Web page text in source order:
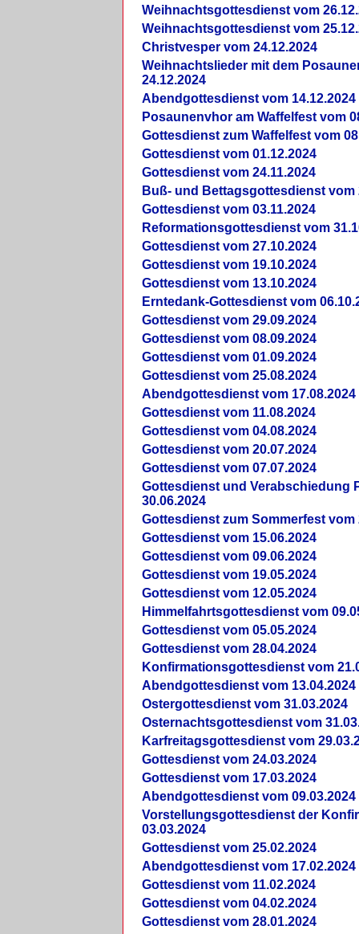
Weihnachtsgottesdienst vom
Weihnachtsgottesdienst vom
Christvesper vom 24.12.2024
Weihnachtslieder mit dem
24.12.2024
Abendgottesdienst vom 14.12.2024
Posaunenvhor am Waffelfest vom
Gottesdienst zum Waffelfest vom
Gottesdienst vom 01.12.2024
Gottesdienst vom 24.11.2024
Buß- und Bettagsgottesdienst vom
Gottesdienst vom 03.11.2024
Reformationsgottesdienst vom
Gottesdienst vom 27.10.2024
Gottesdienst vom 19.10.2024
Gottesdienst vom 13.10.2024
Erntedank-Gottesdienst vom
Gottesdienst vom 29.09.2024
Gottesdienst vom 08.09.2024
Gottesdienst vom 01.09.2024
Gottesdienst vom 25.08.2024
Abendgottesdienst vom 17.08.2024
Gottesdienst vom 11.08.2024
Gottesdienst vom 04.08.2024
Gottesdienst vom 20.07.2024
Gottesdienst vom 07.07.2024
Gottesdienst und Verabschiedung
30.06.2024
Gottesdienst zum Sommerfest vom
Gottesdienst vom 15.06.2024
Gottesdienst vom 09.06.2024
Gottesdienst vom 19.05.2024
Gottesdienst vom 12.05.2024
Himmelfahrtsgottesdienst vom
Gottesdienst vom 05.05.2024
Gottesdienst vom 28.04.2024
Konfirmationsgottesdienst vom
Abendgottesdienst vom 13.04.2024
Ostergottesdienst vom 31.03.2024
Osternachtsgottesdienst vom
Karfreitagsgottesdienst vom
Gottesdienst vom 24.03.2024
Gottesdienst vom 17.03.2024
Abendgottesdienst vom 09.03.2024
Vorstellungsgottesdienst der
03.03.2024
Gottesdienst vom 25.02.2024
Abendgottesdienst vom 17.02.2024
Gottesdienst vom 11.02.2024
Gottesdienst vom 04.02.2024
Gottesdienst vom 28.01.2024